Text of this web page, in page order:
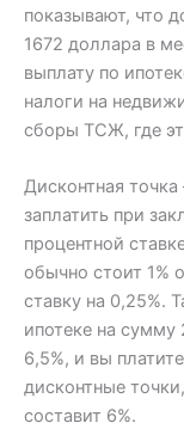
показывают, что
1672 доллара в
выплату по
налоги на
сборы ТСЖ, где
Дисконтная
заплатить при
процентной
обычно стоит 1%
ставку на 0,25%.
ипотеке на
6,5%, и вы
дисконтные
составит 6%.